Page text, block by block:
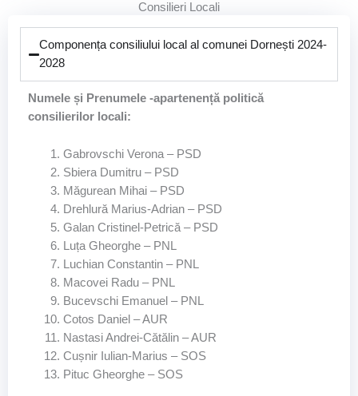
Consilieri Locali
Componența consiliului local al comunei Dornești 2024-
2028
Numele și Prenumele -apartenență politică
consilierilor locali:
Gabrovschi Verona – PSD
Sbiera Dumitru – PSD
Măgurean Mihai – PSD
Drehlură Marius-Adrian – PSD
Galan Cristinel-Petrică – PSD
Luța Gheorghe – PNL
Luchian Constantin – PNL
Macovei Radu – PNL
Bucevschi Emanuel – PNL
Cotos Daniel – AUR
Nastasi Andrei-Cătălin – AUR
Cușnir Iulian-Marius – SOS
Pituc Gheorghe – SOS